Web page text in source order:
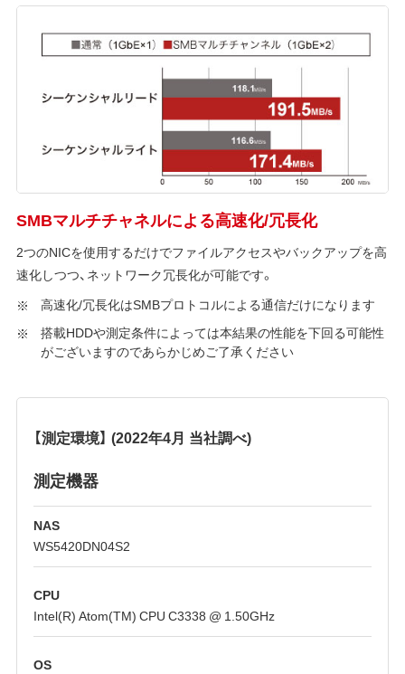
SMBマルチチャネルによる高速化/冗長化
2つのNICを使用するだけでファイルアクセスやバックアップを高
速化しつつ、ネットワーク冗長化が可能です。
高速化/冗長化はSMBプロトコルによる通信だけになります
搭載HDDや測定条件によっては本結果の性能を下回る可能性
がございますのであらかじめご了承ください
【測定環境】 (2022年4月 当社調べ)
測定機器
NAS
WS5420DN04S2
CPU
Intel(R) Atom(TM) CPU C3338 @ 1.50GHz
OS